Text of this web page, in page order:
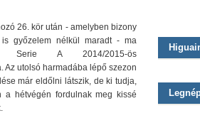
26. kör után - amelyben bizony
is győzelem nélkül maradt - ma
Serie A 2014/2015-ös
Az utolsó harmadába lépő szezon
már eldőlni látszik, de ki tudja,
a hétvégén fordulnak meg kissé